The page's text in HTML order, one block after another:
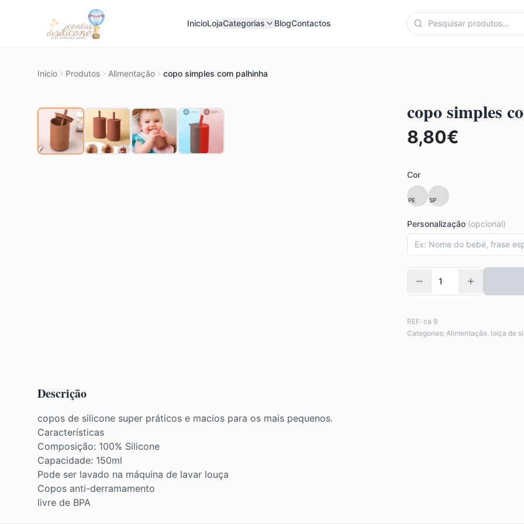
InicioLojaCategorias BlogContactos
Inicio Produtos Alimentação copo simples com palhinha
copo simples
8,80€
Cor
PE SP
Personalização (opcional)
REF: ca 9
Categorias: Alimentação, loiça de
Descrição
copos de silicone super práticos e macios para os mais pequenos.
Características
Composição: 100% Silicone
Capacidade: 150ml
Pode ser lavado na máquina de lavar louça
Copos anti-derramamento
livre de BPA